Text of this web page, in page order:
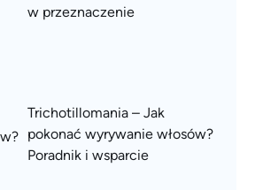
w przeznaczenie
Trichotillomania – Jak
pokonać wyrywanie włosów?
Poradnik i wsparcie